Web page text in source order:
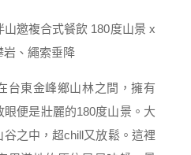
台東金峰鄉山林之間，擁有
便是壯麗的180度山景。大
之中，超chill又放鬆。這裡